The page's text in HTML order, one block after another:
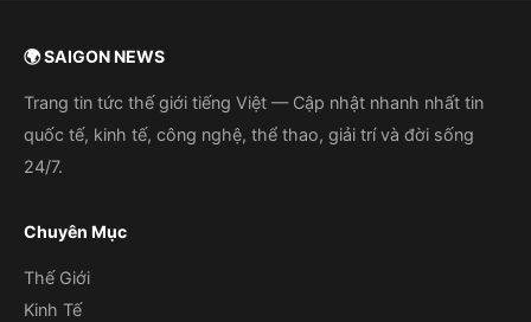
🌍 SAIGON NEWS
Trang tin tức thế giới tiếng Việt — Cập nhật nhanh nhất tin
quốc tế, kinh tế, công nghệ, thể thao, giải trí và đời sống
24/7.
Chuyên Mục
Thế Giới
Kinh Tế